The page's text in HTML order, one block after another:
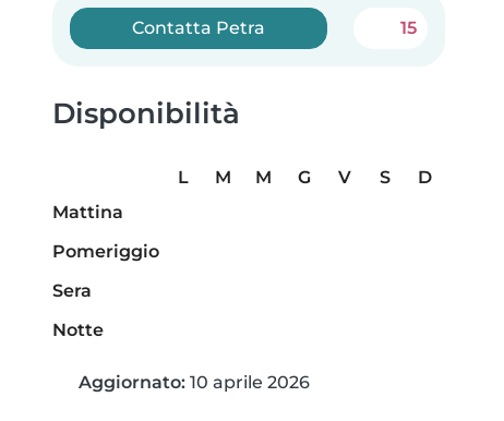
Contatta Petra 15
Disponibilità
L M M G V S
D
Mattina
Pomeriggio
Sera
Notte
Aggiornato: 10 aprile 2026